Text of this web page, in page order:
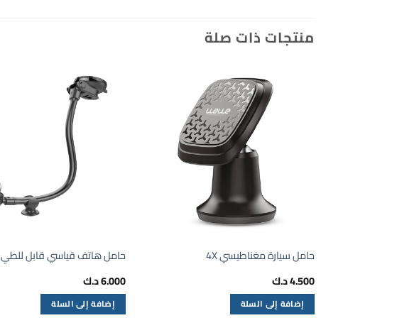
منتجات ذات صلة
حامل سيارة مغناطيسي 4X
4.500د.ك
إضافة إلى السلة
حامل هاتف قياسي قابل للطي
6.000د.ك
إضافة إلى السلة